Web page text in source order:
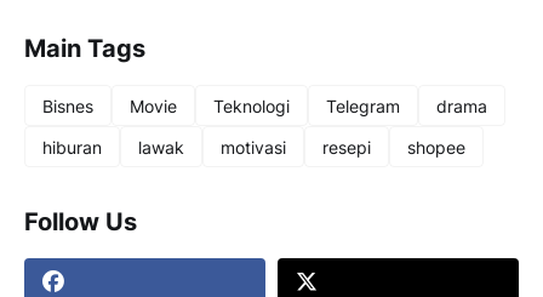
Main Tags
Bisnes Movie Teknologi Telegram
drama
hiburan
lawak motivasi resepi shopee
Follow Us